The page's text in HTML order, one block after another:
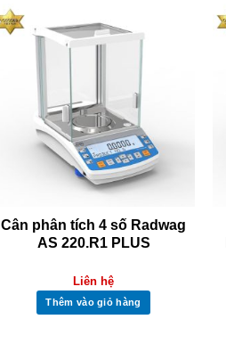
Cân phân tích 4 số Radwag
AS 220.R1 PLUS
Liên hệ
Thêm vào giỏ hàng